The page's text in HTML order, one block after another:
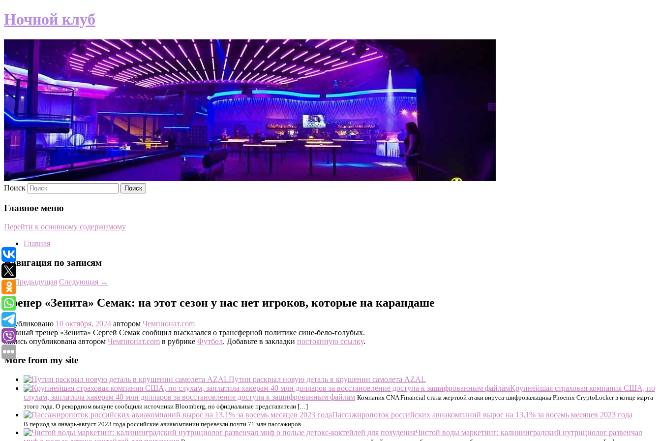
Ночной клуб
Поиск
Главное меню
Перейти к основному содержимому
Главная
Навигация по записям
←Предыдущая Следующая →
Тренер «Зенита» Семак: на этот сезон у нас нет игроков, которые на карандаше
Опубликовано 10 октября, 2024 автором Чемпионат.com
Главный тренер «Зенита» Сергей Семак сообщил высказался о трансферной политике сине-бело-голубых.
Запись опубликована автором Чемпионат.com в рубрике Футбол. Добавьте в закладки постоянную ссылку.
More from my site
Путин раскрыл новую деталь в крушении самолета AZAL
Крупнейшая страховая компания США, по
слухам, заплатила хакерам 40 млн долларов за восстановление доступа к зашифрованным файлам Компания CNA Financial стала жертвой атаки вируса-шифровальщика Phoenix CryptoLocker в конце марта
этого года. О рекордном выкупе сообщили источники Bloomberg, но официальные представители […]
Пассажиропоток российских авиакомпаний вырос на 13,1% за восемь месяцев 2023 года
В период за январь-август 2023 года российские авиакомпании перевезли почти 71 млн пассажиров.
Чистой воды маркетинг: калининградский нутрициолог развенчал